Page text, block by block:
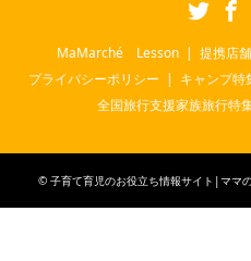
RSS
MaMarché Lesson 提携店舗
プライバシーポリシー
キャンプ特
全国旅行支援家族旅行特
© 子育て育児のお役立ち情報サイト|ママ